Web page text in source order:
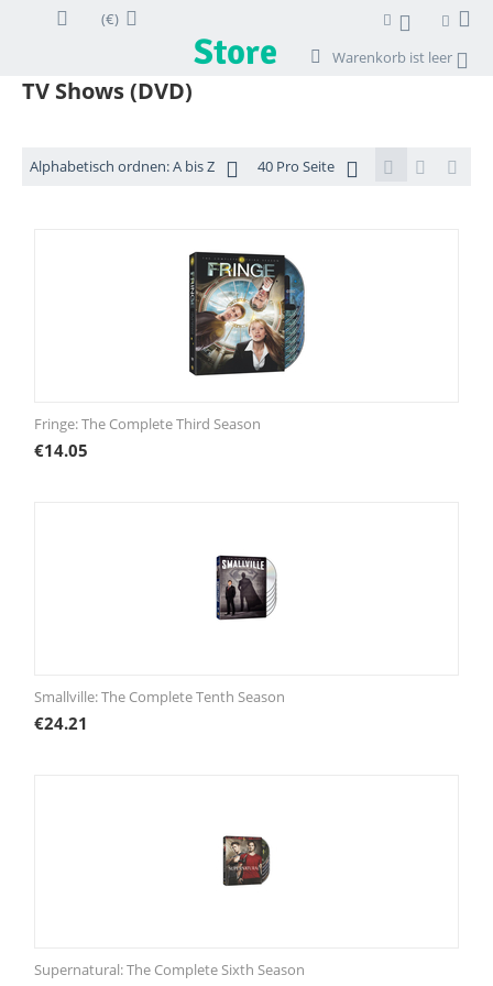
(€)
Warenkorb ist leer
TV Shows (DVD)
Alphabetisch ordnen: A bis Z 40 Pro Seite
Fringe: The Complete Third Season
€14.05
Smallville: The Complete Tenth Season
€24.21
Supernatural: The Complete Sixth Season